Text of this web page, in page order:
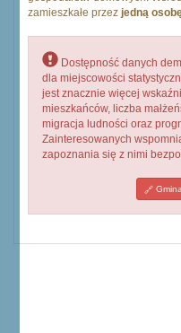
zamieszkałe przez jedną
Dostępność danych
dla miejscowości
jest znacznie więcej
mieszkańców, liczba
migracja ludności oraz
Zainteresowanych
zapoznania się z nimi